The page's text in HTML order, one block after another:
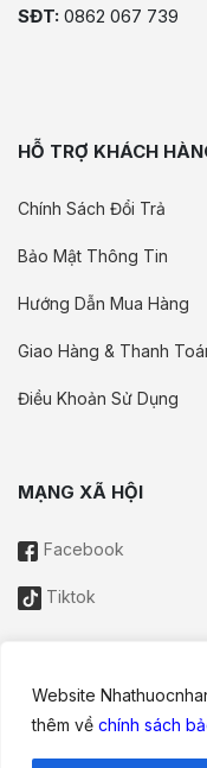
Website
thêm về chính sách
SĐT: 0862 067 739
HỖ TRỢ KHÁCH
Chính Sách Đổi Trả
Bảo Mật Thông Tin
Hướng Dẫn Mua Hàng
Giao Hàng & Thanh
Điều Khoản Sử Dụng
MẠNG XÃ HỘI
Facebook
Tiktok
Thông tin trên website